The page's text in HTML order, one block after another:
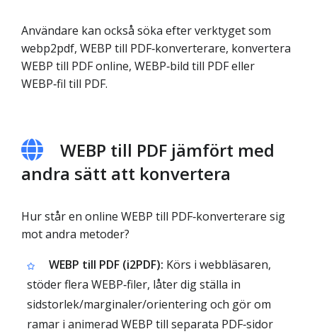
Användare kan också söka efter verktyget som
webp2pdf, WEBP till PDF‑konverterare, konvertera
WEBP till PDF online, WEBP‑bild till PDF eller
WEBP‑fil till PDF.
WEBP till PDF jämfört med
andra sätt att konvertera
Hur står en online WEBP till PDF‑konverterare sig
mot andra metoder?
WEBP till PDF (i2PDF): Körs i webbläsaren,
stöder flera WEBP‑filer, låter dig ställa in
sidstorlek/marginaler/orientering och gör om
ramar i animerad WEBP till separata PDF‑sidor